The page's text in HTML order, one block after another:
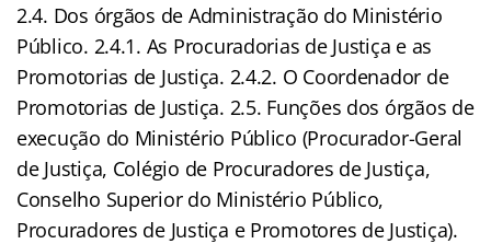
2.4. Dos órgãos de Administração do Ministério
Público. 2.4.1. As Procuradorias de Justiça e as
Promotorias de Justiça. 2.4.2. O Coordenador de
Promotorias de Justiça. 2.5. Funções dos órgãos de
execução do Ministério Público (Procurador-Geral
de Justiça, Colégio de Procuradores de Justiça,
Conselho Superior do Ministério Público,
Procuradores de Justiça e Promotores de Justiça).